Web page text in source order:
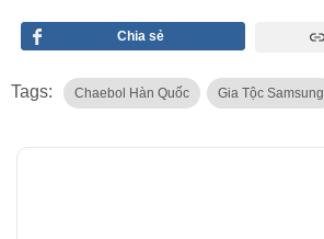
Chia sẻ
Tags: Chaebol Hàn Quốc Gia Tộc Samsung